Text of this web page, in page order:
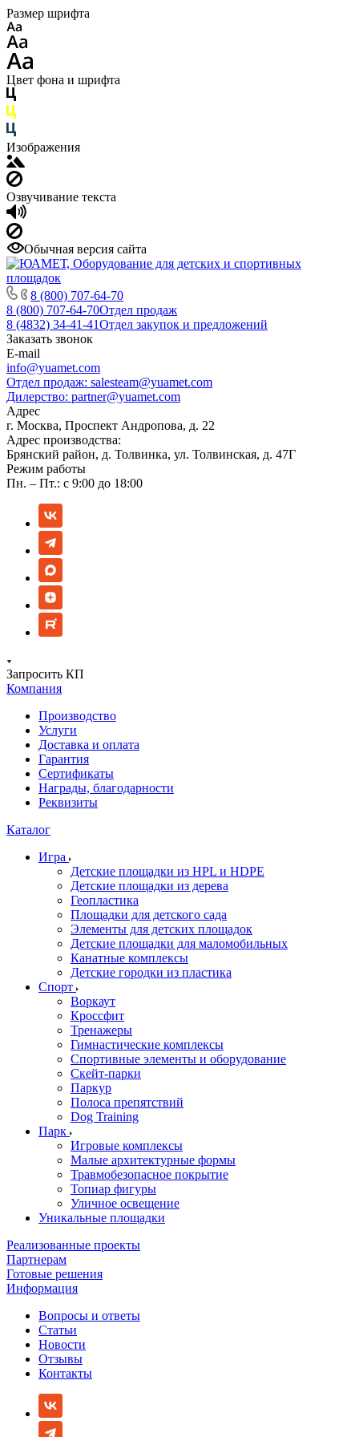
Размер шрифта
Цвет фона и шрифта
Изображения
Озвучивание текста
Обычная версия сайта
8 (800) 707-64-70
8 (800) 707-64-70Отдел продаж
8 (4832) 34-41-41Отдел закупок и предложений
Заказать звонок
E-mail
info@yuamet.com
Отдел продаж: salesteam@yuamet.com
Дилерство: partner@yuamet.com
Адрес
г. Москва, Проспект Андропова, д. 22
Адрес производства:
Брянский район, д. Толвинка, ул. Толвинская, д. 47Г
Режим работы
Пн. – Пт.: с 9:00 до 18:00
Запросить КП
Компания
Производство
Услуги
Доставка и оплата
Гарантия
Сертификаты
Награды, благодарности
Реквизиты
Каталог
Игра
Детские площадки из HPL и HDPE
Детские площадки из дерева
Геопластика
Площадки для детского сада
Элементы для детских площадок
Детские площадки для маломобильных
Канатные комплексы
Детские городки из пластика
Спорт
Воркаут
Кроссфит
Тренажеры
Гимнастические комплексы
Спортивные элементы и оборудование
Скейт-парки
Паркур
Полоса препятствий
Dog Training
Парк
Игровые комплексы
Малые архитектурные формы
Травмобезопасное покрытие
Топиар фигуры
Уличное освещение
Уникальные площадки
Реализованные проекты
Партнерам
Готовые решения
Информация
Вопросы и ответы
Статьи
Новости
Отзывы
Контакты